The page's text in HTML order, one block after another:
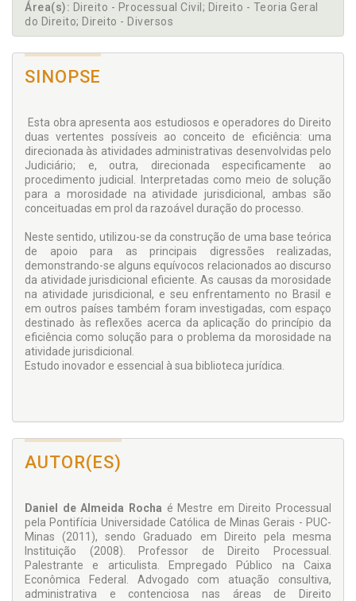
Área(s): Direito - Processual Civil; Direito - Teoria Geral
do Direito; Direito - Diversos
SINOPSE
Esta obra apresenta aos estudiosos e operadores do Direito
duas vertentes possíveis ao conceito de eficiência: uma
direcionada às atividades administrativas desenvolvidas pelo
Judiciário; e, outra, direcionada especificamente ao
procedimento judicial. Interpretadas como meio de solução
para a morosidade na atividade jurisdicional, ambas são
conceituadas em prol da razoável duração do processo.
Neste sentido, utilizou-se da construção de uma base teórica
de apoio para as principais digressões realizadas,
demonstrando-se alguns equívocos relacionados ao discurso
da atividade jurisdicional eficiente. As causas da morosidade
na atividade jurisdicional, e seu enfrentamento no Brasil e
em outros países também foram investigadas, com espaço
destinado às reflexões acerca da aplicação do princípio da
eficiência como solução para o problema da morosidade na
atividade jurisdicional.
Estudo inovador e essencial à sua biblioteca jurídica.
AUTOR(ES)
Daniel de Almeida Rocha é Mestre em Direito Processual
pela Pontifícia Universidade Católica de Minas Gerais - PUC-
Minas (2011), sendo Graduado em Direito pela mesma
Instituição (2008). Professor de Direito Processual.
Palestrante e articulista. Empregado Público na Caixa
Econômica Federal. Advogado com atuação consultiva,
administrativa e contenciosa nas áreas de Direito